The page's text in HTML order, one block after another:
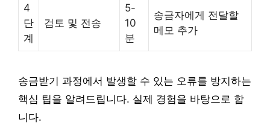
4
단
계
검토 및 전송
5-
10
분
송금자에게 전달할
메모 추가
송금받기 과정에서 발생할 수 있는 오류를 방지하는
핵심 팁을 알려드립니다. 실제 경험을 바탕으로 합
니다.